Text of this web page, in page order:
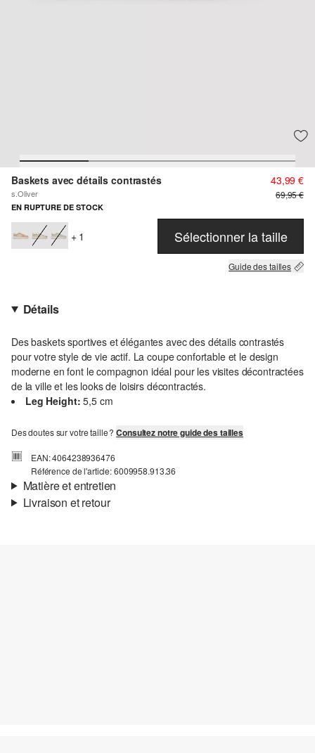
Baskets avec détails contrastés
s.Oliver
43,99 €
69,95 €
EN RUPTURE DE STOCK
+ 1 Sélectionner la taille
Guide des tailles
Détails
Des baskets sportives et élégantes avec des détails contrastés
pour votre style de vie actif. La coupe confortable et le design
moderne en font le compagnon idéal pour les visites décontractées
de la ville et les looks de loisirs décontractés.
Leg Height: 5,5 cm
Des doutes sur votre taille ?Consultez notre guide des tailles
EAN: 4064238936476
Référence de l'article: 6009958.913.36
Matière et entretien
Livraison et retour